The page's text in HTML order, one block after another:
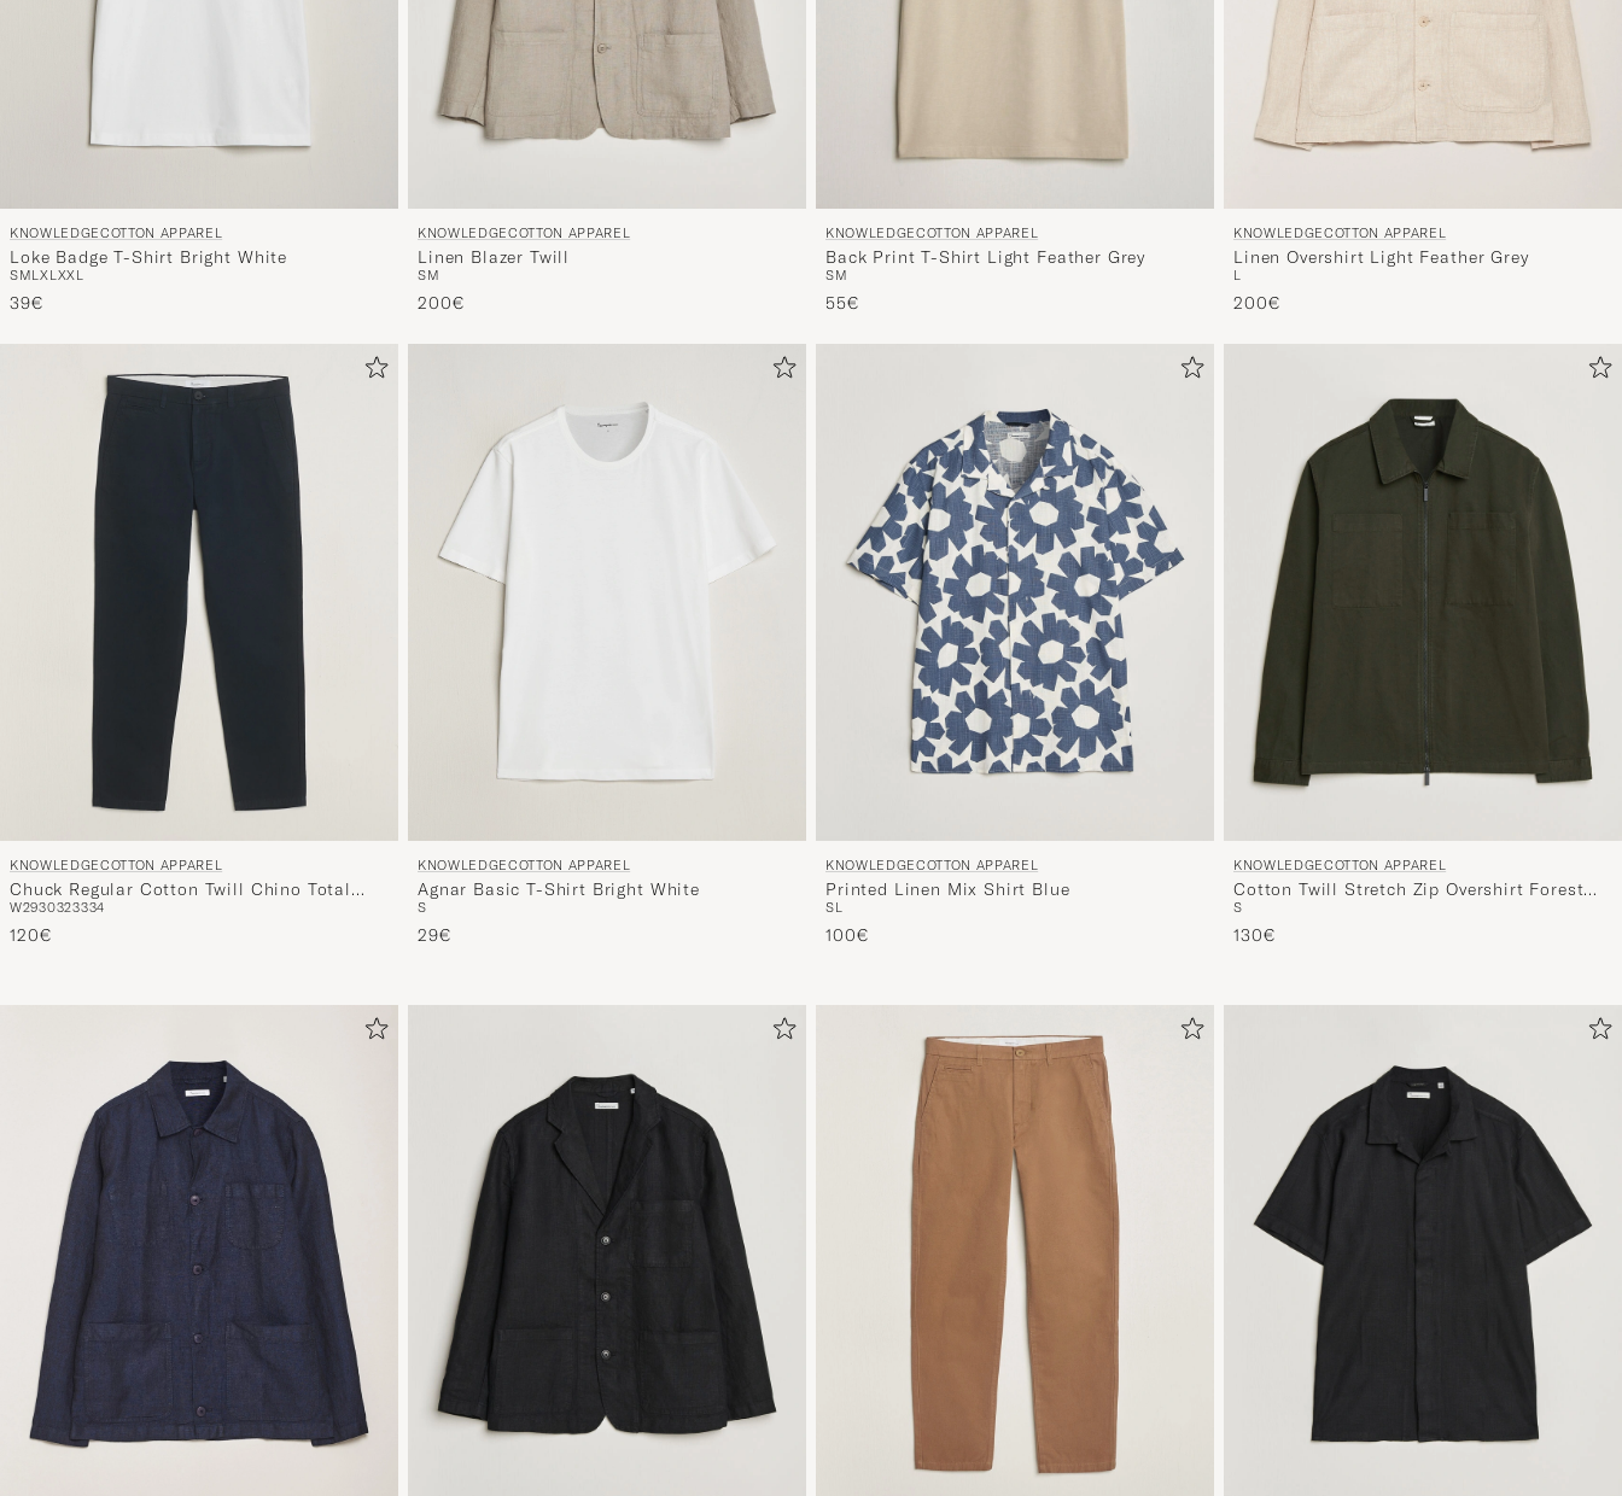
tuotteille
KNOWLEDGECOTTON APPAREL
Loke Badge T-Shirt Bright White
SMLXL XXL
39€
KNOWLEDGECOTTON APPAREL
Linen Blazer Twill
SM
200€
KNOWLEDGECOTTON APPAREL
Back Print T-Shirt Light Feather Grey
SM
55€
KNOWLEDGECOTTON APPAREL
Linen Overshirt Light Feather Grey
L
200€
KNOWLEDGECOTTON APPAREL
Chuck Regular Cotton Twill Chino Total
Eclipse
W2930323334
120€
KNOWLEDGECOTTON APPAREL
Agnar Basic T-Shirt Bright White
S
29€
KNOWLEDGECOTTON APPAREL
Printed Linen Mix Shirt Blue
SL
100€
KNOWLEDGECOTTON APPAREL
Cotton Twill Stretch Zip Overshirt Forest
Night
S
130€